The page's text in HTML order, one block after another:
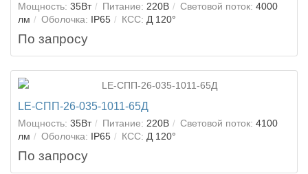
Мощность: 35Вт Питание: 220В Световой поток: 4000
лм
Оболочка: IP65 КСС: Д 120°
По запросу
LE-СПП-26-035-1011-65Д
Мощность: 35Вт Питание: 220В Световой поток: 4100
лм
Оболочка: IP65 КСС: Д 120°
По запросу